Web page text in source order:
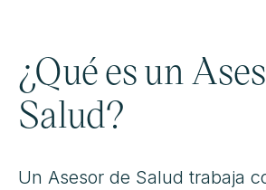
¿Qué es un
Salud?
Un Asesor de Salud trabaja